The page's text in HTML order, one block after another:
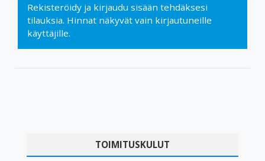
Rekisteröidy ja kirjaudu sisään tehdäksesi
tilauksia. Hinnat näkyvät vain kirjautuneille
käyttäjille.
TOIMITUSKULUT